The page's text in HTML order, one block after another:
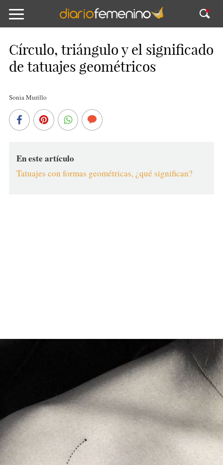
Círculo, triángulo y el significado
de tatuajes geométricos
Sonia Murillo
En este artículo
Tatuajes con formas geométricas, ¿qué significan?